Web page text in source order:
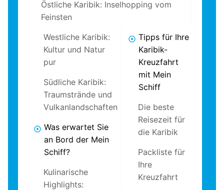
Östliche Karibik: Inselhopping vom
Feinsten
Westliche Karibik:
Kultur und Natur
pur
Südliche Karibik:
Traumstrände und
Vulkanlandschaften
Was erwartet Sie
an Bord der Mein
Schiff?
Kulinarische
Highlights:
Tipps für Ihre
Karibik-
Kreuzfahrt
mit Mein
Schiff
Die beste
Reisezeit für
die Karibik
Packliste für
Ihre
Kreuzfahrt